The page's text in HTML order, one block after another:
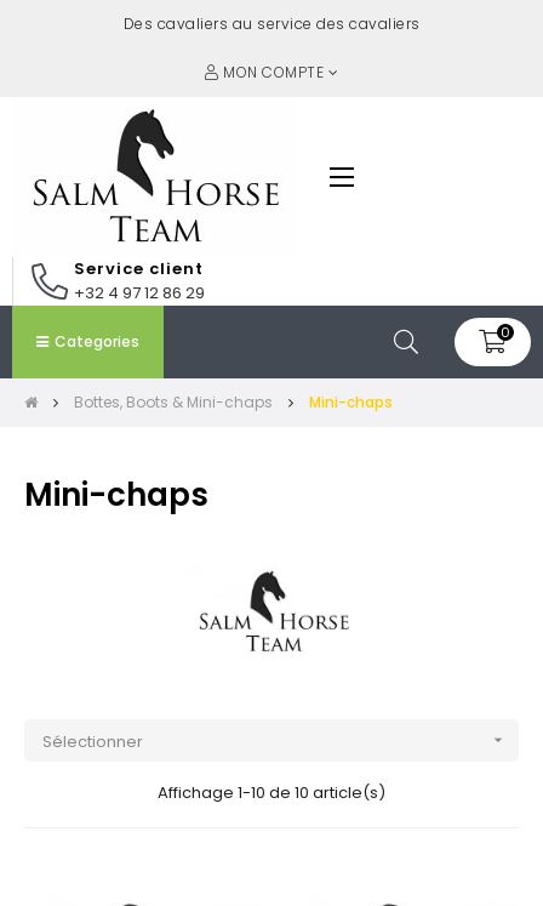
Des cavaliers au service des cavaliers
MON COMPTE
Basculer
☰
Service client
+32 4 97 12 86 29
Categories 0
Bottes, Boots & Mini-chaps Mini-chaps
Mini-chaps
Sélectionner 
Affichage 1-10 de 10 article(s)